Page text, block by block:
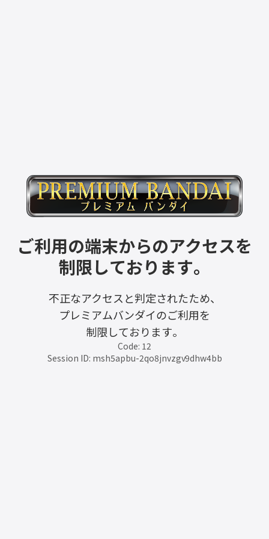
ご利用の端末からのアクセスを
制限しております。
不正なアクセスと判定されたため、
プレミアムバンダイのご利用を
制限しております。
Code: 12
Session ID: msh5apbu-2qo8jnvzgv9dhw4bb